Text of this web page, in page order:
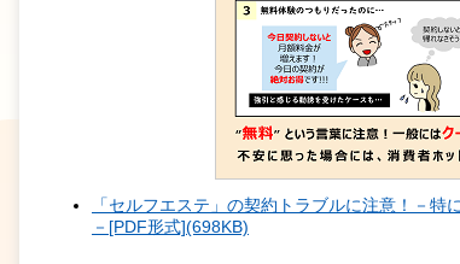
「セルフエステ」の契約トラブルに注意！－
－[PDF形式](698KB)